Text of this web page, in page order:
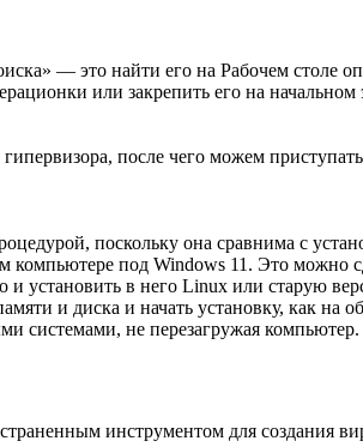
— это найти его на Рабочем столе
или закрепить его на
гипервизора, после чего можем
поскольку она сравнима с
компьютере под Windows 11. Это
и установить в него Linux или старую
и диска и начать установку, как
системами, не перезагружая компьютер.
инструментом для создания